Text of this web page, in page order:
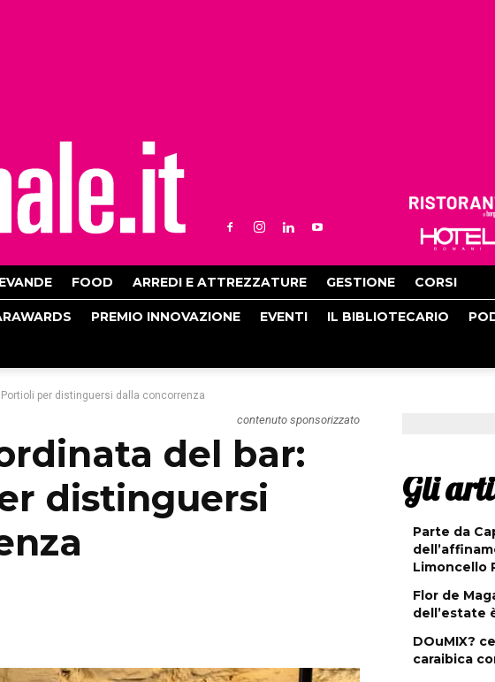
FOOD ARREDI E ATTREZZATURE GESTIONE CORSI
PREMIO INNOVAZIONE EVENTI IL BIBLIOTECARIO
per distinguersi dalla concorrenza
contenuto sponsorizzato
del bar:
distinguersi
Gli
Parte da
Limoncello
Flor de
dell’estate
DOuMIX?
caraibica